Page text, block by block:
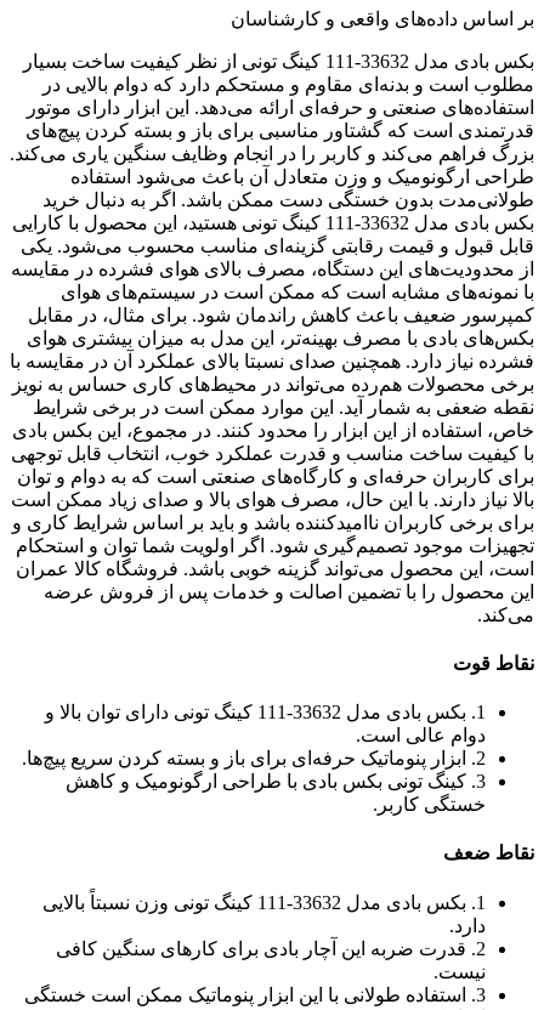
بر اساس داده‌های واقعی و کارشناسان
بکس بادی مدل 33632-111 کینگ تونی از نظر کیفیت ساخت بسیار
مطلوب است و بدنه‌ای مقاوم و مستحکم دارد که دوام بالایی در
استفاده‌های صنعتی و حرفه‌ای ارائه می‌دهد. این ابزار دارای موتور
قدرتمندی است که گشتاور مناسبی برای باز و بسته کردن پیچ‌های
بزرگ فراهم می‌کند و کاربر را در انجام وظایف سنگین یاری می‌کند.
طراحی ارگونومیک و وزن متعادل آن باعث می‌شود استفاده
طولانی‌مدت بدون خستگی دست ممکن باشد. اگر به دنبال خرید
بکس بادی مدل 33632-111 کینگ تونی هستید، این محصول با کارایی
قابل قبول و قیمت رقابتی گزینه‌ای مناسب محسوب می‌شود. یکی
از محدودیت‌های این دستگاه، مصرف بالای هوای فشرده در مقایسه
با نمونه‌های مشابه است که ممکن است در سیستم‌های هوای
کمپرسور ضعیف باعث کاهش راندمان شود. برای مثال، در مقابل
بکس‌های بادی با مصرف بهینه‌تر، این مدل به میزان بیشتری هوای
فشرده نیاز دارد. همچنین صدای نسبتا بالای عملکرد آن در مقایسه با
برخی محصولات هم‌رده می‌تواند در محیط‌های کاری حساس به نویز
نقطه ضعفی به شمار آید. این موارد ممکن است در برخی شرایط
خاص، استفاده از این ابزار را محدود کنند. در مجموع، این بکس بادی
با کیفیت ساخت مناسب و قدرت عملکرد خوب، انتخاب قابل توجهی
برای کاربران حرفه‌ای و کارگاه‌های صنعتی است که به دوام و توان
بالا نیاز دارند. با این حال، مصرف هوای بالا و صدای زیاد ممکن است
برای برخی کاربران ناامیدکننده باشد و باید بر اساس شرایط کاری و
تجهیزات موجود تصمیم‌گیری شود. اگر اولویت شما توان و استحکام
است، این محصول می‌تواند گزینه خوبی باشد. فروشگاه کالا عمران
این محصول را با تضمین اصالت و خدمات پس از فروش عرضه
می‌کند.
نقاط قوت
1. بکس بادی مدل 33632-111 کینگ تونی دارای توان بالا و
دوام عالی است.
2. ابزار پنوماتیک حرفه‌ای برای باز و بسته کردن سریع پیچ‌ها.
3. کینگ تونی بکس بادی با طراحی ارگونومیک و کاهش
خستگی کاربر.
نقاط ضعف
1. بکس بادی مدل 33632-111 کینگ تونی وزن نسبتاً بالایی
دارد.
2. قدرت ضربه این آچار بادی برای کارهای سنگین کافی
نیست.
3. استفاده طولانی با این ابزار پنوماتیک ممکن است خستگی